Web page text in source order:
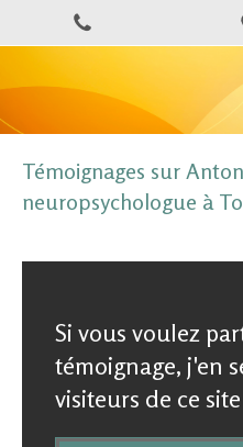
Témoignages sur
neuropsychologue à
Si vous voulez
témoignage, j'en
visiteurs de ce